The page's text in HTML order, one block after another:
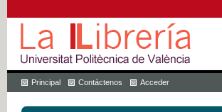
Principal Contáctenos Acceder